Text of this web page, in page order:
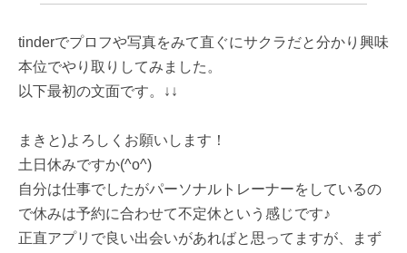
tinderでプロフや写真をみて直ぐにサクラだと分かり興味
本位でやり取りしてみました。
以下最初の文面です。↓↓
まきと)よろしくお願いします！
土日休みですか(^o^)
自分は仕事でしたがパーソナルトレーナーをしているの
で休みは予約に合わせて不定休という感じです♪
正直アプリで良い出会いがあればと思ってますが、まず